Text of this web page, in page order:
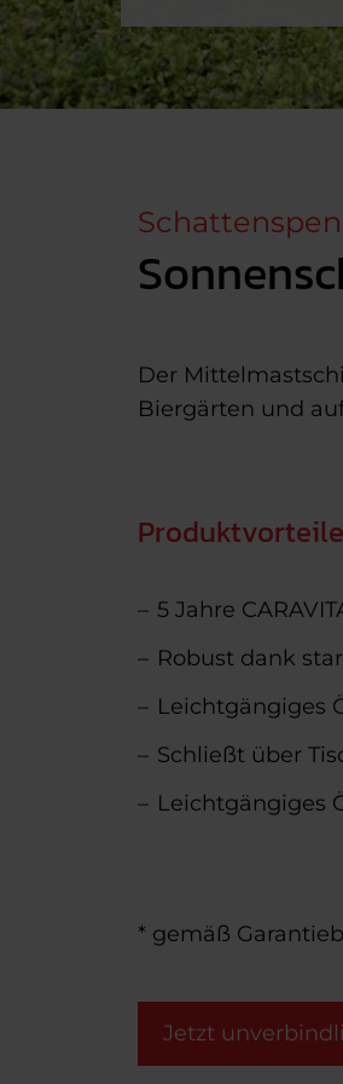
Der
Biergärten und
Produktvorteile
5 Jahre
Robust dank
Leichtgängiges
Schließt über
Leichtgängiges
* gemäß
Jetzt